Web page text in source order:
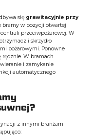
się grawitacyjnie przy
bramy w pozycji otwartej
centrali przeciwpożarowej. W
i skrzydło
pożarowymi. Ponowne
ręcznie. W bramach
i zamykanie
automatycznego
z innymi branżami